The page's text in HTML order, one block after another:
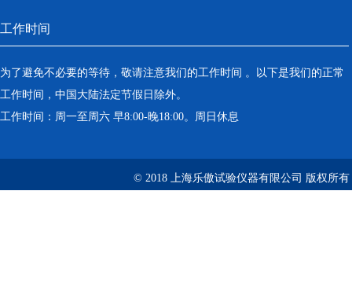
工作时间
为了避免不必要的等待，敬请注意我们的工作时间 。以下是我们的正常
工作时间，中国大陆法定节假日除外。
工作时间：周一至周六 早8:00-晚18:00。周日休息
© 2018 上海乐傲试验仪器有限公司 版权所